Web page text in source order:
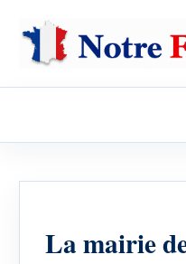
La mairie